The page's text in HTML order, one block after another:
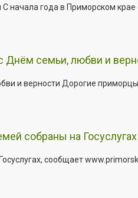
года в Приморском крае
Днём семьи, любви и
и верности Дорогие
собраны на Госуслугах
сообщает